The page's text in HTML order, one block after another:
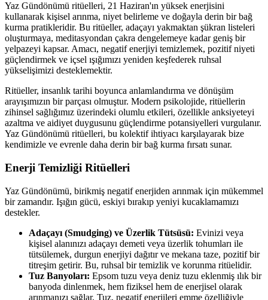
Yaz Gündönümü ritüelleri, 21 Haziran'ın yüksek enerjisini
kullanarak kişisel arınma, niyet belirleme ve doğayla derin bir bağ
kurma pratikleridir. Bu ritüeller, adaçayı yakmaktan şükran listeleri
oluşturmaya, meditasyondan çakra dengelemeye kadar geniş bir
yelpazeyi kapsar. Amacı, negatif enerjiyi temizlemek, pozitif niyeti
güçlendirmek ve içsel ışığımızı yeniden keşfederek ruhsal
yükselişimizi desteklemektir.
Ritüeller, insanlık tarihi boyunca anlamlandırma ve dönüşüm
arayışımızın bir parçası olmuştur. Modern psikolojide, ritüellerin
zihinsel sağlığımız üzerindeki olumlu etkileri, özellikle anksiyeteyi
azaltma ve aidiyet duygusunu güçlendirme potansiyelleri vurgulanır.
Yaz Gündönümü ritüelleri, bu kolektif ihtiyacı karşılayarak bize
kendimizle ve evrenle daha derin bir bağ kurma fırsatı sunar.
Enerji Temizliği Ritüelleri
Yaz Gündönümü, birikmiş negatif enerjiden arınmak için mükemmel
bir zamandır. Işığın gücü, eskiyi bırakıp yeniyi kucaklamamızı
destekler.
Adaçayı (Smudging) ve Üzerlik Tütsüsü: Evinizi veya
kişisel alanınızı adaçayı demeti veya üzerlik tohumları ile
tütsülemek, durgun enerjiyi dağıtır ve mekana taze, pozitif bir
titreşim getirir. Bu, ruhsal bir temizlik ve korunma ritüelidir.
Tuz Banyoları: Epsom tuzu veya deniz tuzu eklenmiş ılık bir
banyoda dinlenmek, hem fiziksel hem de enerjisel olarak
arınmanızı sağlar. Tuz, negatif enerjileri emme özelliğiyle